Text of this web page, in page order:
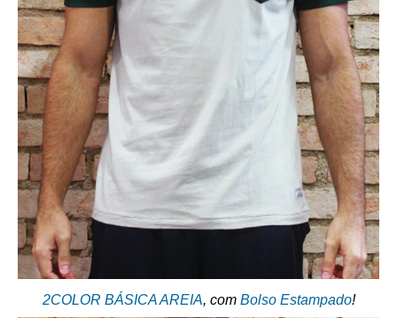
2COLOR BÁSICA AREIA, com Bolso Estampado!